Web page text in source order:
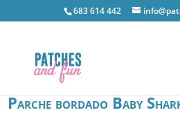
683 614 442
Parche bordado Baby